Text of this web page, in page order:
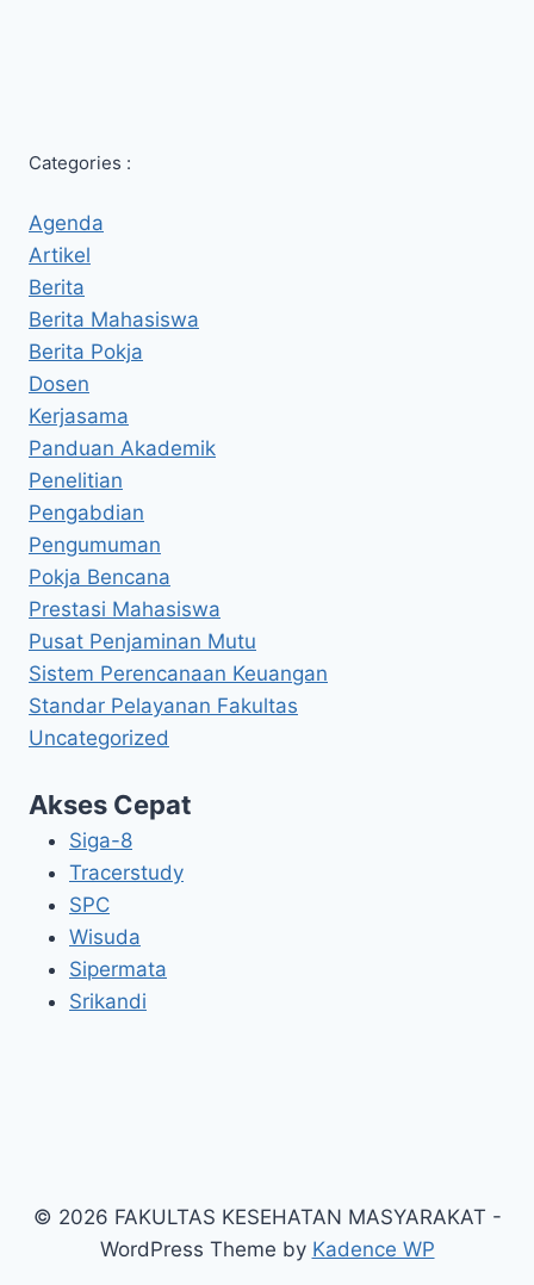
Categories :
Agenda
Artikel
Berita
Berita Mahasiswa
Berita Pokja
Dosen
Kerjasama
Panduan Akademik
Penelitian
Pengabdian
Pengumuman
Pokja Bencana
Prestasi Mahasiswa
Pusat Penjaminan Mutu
Sistem Perencanaan Keuangan
Standar Pelayanan Fakultas
Uncategorized
Akses Cepat
Siga-8
Tracerstudy
SPC
Wisuda
Sipermata
Srikandi
© 2026 FAKULTAS KESEHATAN MASYARAKAT -
WordPress Theme by Kadence WP